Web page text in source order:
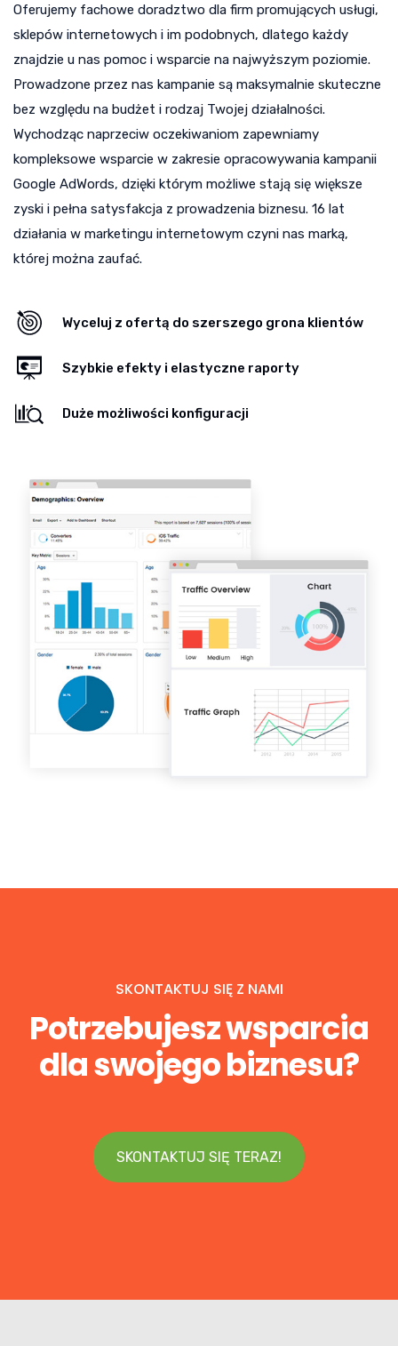
Oferujemy fachowe doradztwo dla firm promujących usługi,
sklepów internetowych i im podobnych, dlatego każdy
znajdzie u nas pomoc i wsparcie na najwyższym poziomie.
Prowadzone przez nas kampanie są maksymalnie skuteczne
bez względu na budżet i rodzaj Twojej działalności.
Wychodząc naprzeciw oczekiwaniom zapewniamy
kompleksowe wsparcie w zakresie opracowywania kampanii
Google AdWords, dzięki którym możliwe stają się większe
zyski i pełna satysfakcja z prowadzenia biznesu. 16 lat
działania w marketingu internetowym czyni nas marką,
której można zaufać.
Wyceluj z ofertą do szerszego grona klientów
Szybkie efekty i elastyczne raporty
Duże możliwości konfiguracji
SKONTAKTUJ SIĘ Z NAMI
Potrzebujesz wsparcia
dla swojego biznesu?
SKONTAKTUJ SIĘ TERAZ!